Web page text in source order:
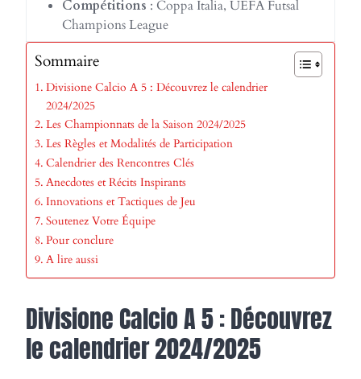
Compétitions : Coppa Italia, UEFA Futsal
Champions League
Sommaire
Divisione Calcio A 5 : Découvrez le calendrier
2024/2025
Les Championnats de la Saison 2024/2025
Les Règles et Modalités de Participation
Calendrier des Rencontres Clés
Anecdotes et Récits Inspirants
Innovations et Tactiques de Jeu
Soutenez Votre Équipe
Pour conclure
A lire aussi
Divisione Calcio A 5 : Découvrez
le calendrier 2024/2025